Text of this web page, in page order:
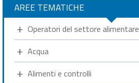
AREE TEMATICHE
Operatori del settore alimentare
Acqua
Alimenti e controlli